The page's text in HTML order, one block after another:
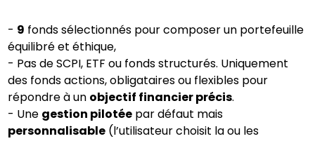
- 9 fonds sélectionnés pour composer un portefeuille
équilibré et éthique,
- Pas de SCPI, ETF ou fonds structurés. Uniquement
des fonds actions, obligataires ou flexibles pour
répondre à un objectif financier précis.
- Une gestion pilotée par défaut mais
personnalisable (l’utilisateur choisit la ou les